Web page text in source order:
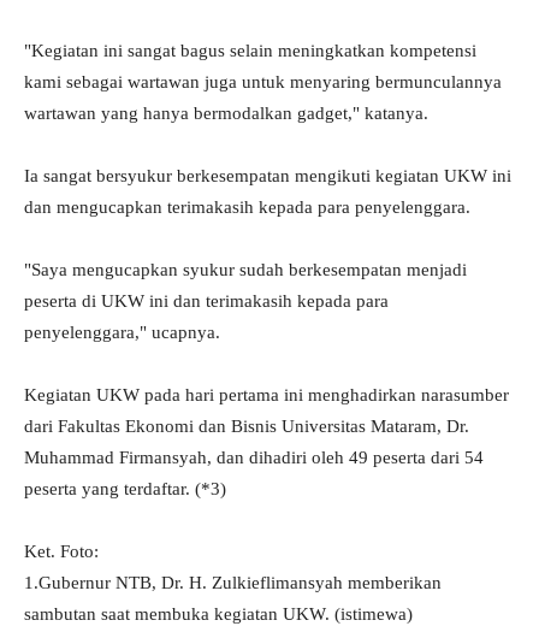
"Kegiatan ini sangat bagus selain meningkatkan kompetensi
kami sebagai wartawan juga untuk menyaring bermunculannya
wartawan yang hanya bermodalkan gadget," katanya.
Ia sangat bersyukur berkesempatan mengikuti kegiatan UKW ini
dan mengucapkan terimakasih kepada para penyelenggara.
"Saya mengucapkan syukur sudah berkesempatan menjadi
peserta di UKW ini dan terimakasih kepada para
penyelenggara," ucapnya.
Kegiatan UKW pada hari pertama ini menghadirkan narasumber
dari Fakultas Ekonomi dan Bisnis Universitas Mataram, Dr.
Muhammad Firmansyah, dan dihadiri oleh 49 peserta dari 54
peserta yang terdaftar. (*3)
Ket. Foto:
1.Gubernur NTB, Dr. H. Zulkieflimansyah memberikan
sambutan saat membuka kegiatan UKW. (istimewa)